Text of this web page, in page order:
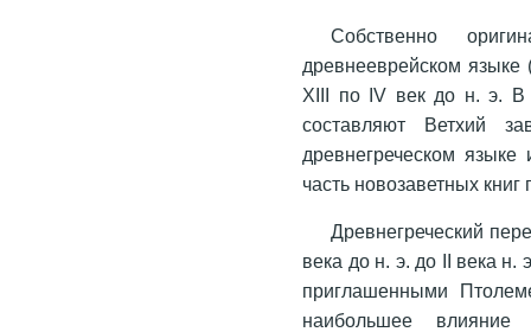
Собственно
древнееврейском
XIII по IV век до н. э. В
составляют Ветхий
древнегреческом
часть новозаветных
Древнегреческий
века до н. э. до II века н.
приглашенными
наибольшее